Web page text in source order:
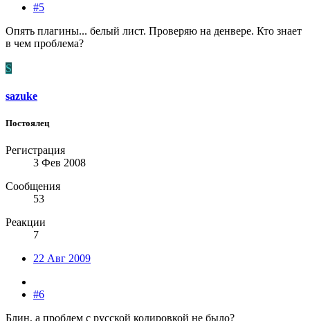
#5
Опять плагины... белый лист. Проверяю на денвере. Кто знает
в чем проблема?
S
sazuke
Постоялец
Регистрация
3 Фев 2008
Сообщения
53
Реакции
7
22 Авг 2009
#6
Блин, а проблем с русской кодировкой не было?